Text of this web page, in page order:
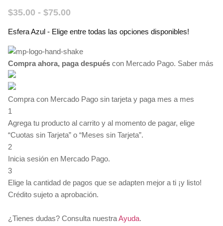
$35.00 - $75.00
Esfera Azul - Elige entre todas las opciones disponibles!
Compra ahora, paga después con Mercado Pago. Saber más
Compra con Mercado Pago sin tarjeta y paga mes a mes
1
Agrega tu producto al carrito y al momento de pagar, elige
“Cuotas sin Tarjeta” o “Meses sin Tarjeta”.
2
Inicia sesión en Mercado Pago.
3
Elige la cantidad de pagos que se adapten mejor a ti ¡y listo!
Crédito sujeto a aprobación.
¿Tienes dudas? Consulta nuestraAyuda.